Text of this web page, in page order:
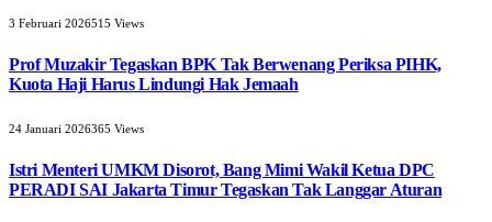
3 Februari 2026515 Views
Prof Muzakir Tegaskan BPK Tak Berwenang Periksa PIHK,
Kuota Haji Harus Lindungi Hak Jemaah
24 Januari 2026365 Views
Istri Menteri UMKM Disorot, Bang Mimi Wakil Ketua DPC
PERADI SAI Jakarta Timur Tegaskan Tak Langgar Aturan